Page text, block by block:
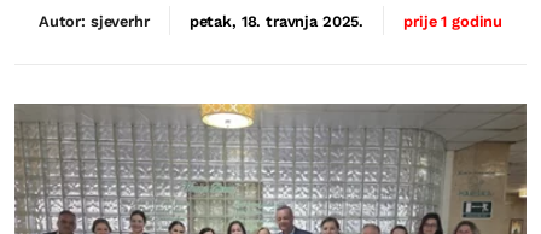
Autor: sjeverhr petak, 18. travnja 2025. prije 1 godinu